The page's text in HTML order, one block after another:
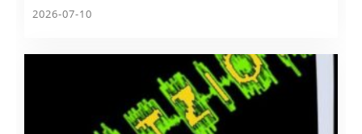
2026-07-10